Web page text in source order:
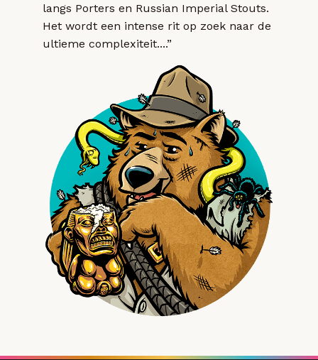
langs Porters en Russian Imperial Stouts.
Het wordt een intense rit op zoek naar de
ultieme complexiteit....”